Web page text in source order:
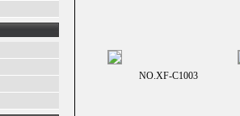
NO.XF-C1003